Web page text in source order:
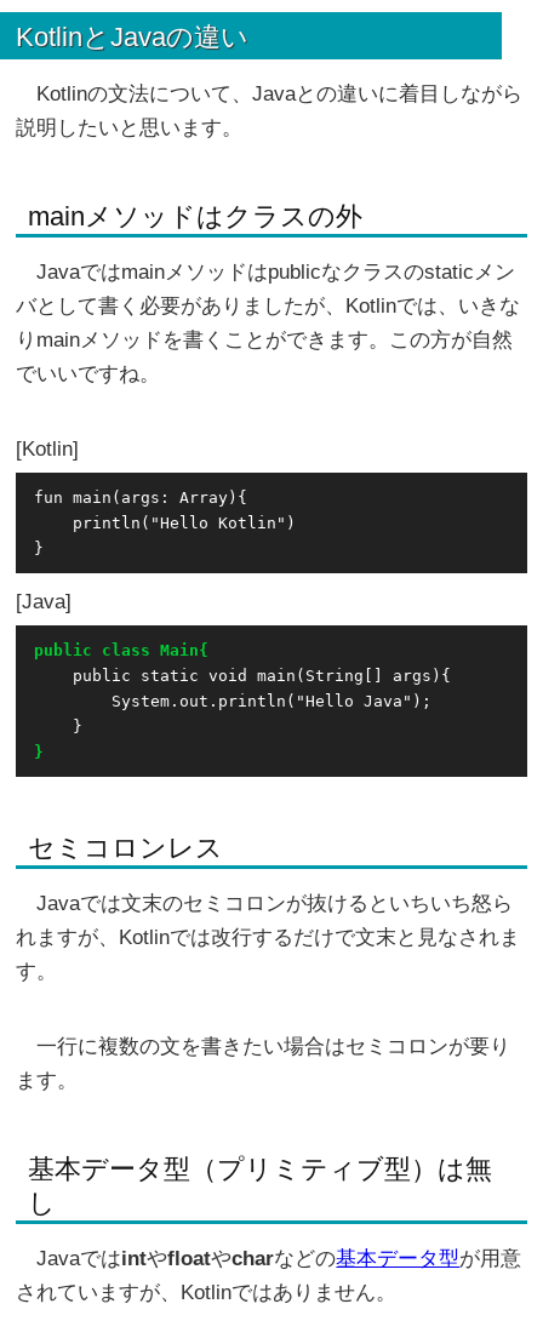
KotlinとJavaの違い
Kotlinの文法について、Javaとの違いに着目しながら
説明したいと思います。
mainメソッドはクラスの外
Javaではmainメソッドはpublicなクラスのstaticメン
バとして書く必要がありましたが、Kotlinでは、いきな
りmainメソッドを書くことができます。この方が自然
でいいですね。
Kotlin
fun main(args: Array ){
    println("Hello Kotlin")
Java
public class Main{
    public static void main(String[] args){
        System.out.println("Hello Java");
}
セミコロンレス
Javaでは文末のセミコロンが抜けるといちいち怒ら
れますが、Kotlinでは改行するだけで文末と見なされま
す。
一行に複数の文を書きたい場合はセミコロンが要り
ます。
基本データ型（プリミティブ型）は無
し
Javaではintやfloatやcharなどの基本データ型が用意
されていますが、Kotlinではありません。